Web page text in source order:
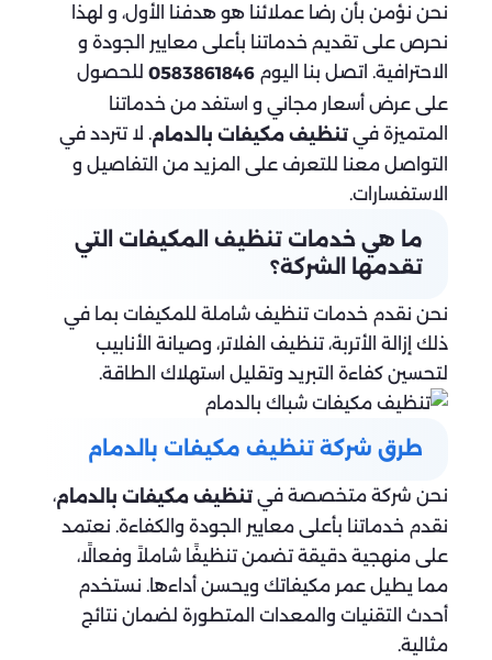
نحن نؤمن بأن رضا عملائنا هو هدفنا الأول، و لهذا
نحرص على تقديم خدماتنا بأعلى معايير الجودة و
الاحترافية. اتصل بنا اليوم 0583861846 للحصول
على عرض أسعار مجاني و استفد من خدماتنا
المتميزة في تنظيف مكيفات بالدمام. لا تتردد في
التواصل معنا للتعرف على المزيد من التفاصيل و
الاستفسارات.
ما هي خدمات تنظيف المكيفات التي
تقدمها الشركة؟
نحن نقدم خدمات تنظيف شاملة للمكيفات بما في
ذلك إزالة الأتربة، تنظيف الفلاتر، وصيانة الأنابيب
لتحسين كفاءة التبريد وتقليل استهلاك الطاقة.
طرق شركة تنظيف مكيفات بالدمام
نحن شركة متخصصة في تنظيف مكيفات بالدمام،
نقدم خدماتنا بأعلى معايير الجودة والكفاءة. نعتمد
على منهجية دقيقة تضمن تنظيفًا شاملاً وفعالًا،
مما يطيل عمر مكيفاتك ويحسن أداءها. نستخدم
أحدث التقنيات والمعدات المتطورة لضمان نتائج
مثالية.